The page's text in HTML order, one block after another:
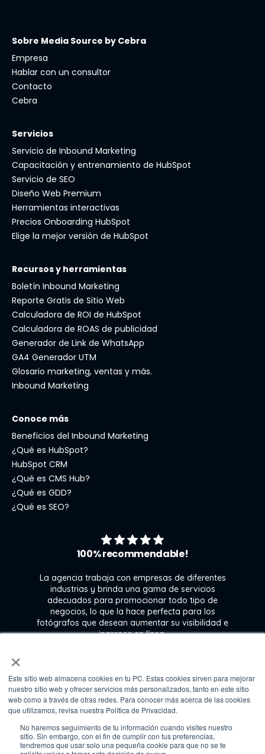
×
Este sitio web almacena cookies en tu PC. Estas cookies sirven para mejorar
nuestro sitio web y ofrecer servicios más personalizados, tanto en este sitio
web como a través de otras redes. Para conocer más acerca de las cookies
que utilizamos, revisa nuestra Política de Privacidad.
No haremos seguimiento de tu información cuando visites nuestro
sitio. Sin embargo, con el fin de cumplir con tus preferencias,
tendremos que usar solo una pequeña cookie para que no se te
Sobre Media Source by Cebra
Empresa
Hablar con un consultor
Contacto
Cebra
Servicios
Servicio de Inbound Marketing
Capacitación y entrenamiento de HubSpot
Servicio de SEO
Diseño Web Premium
Herramientas interactivas
Precios Onboarding HubSpot
Elige la mejor versión de HubSpot
Recursos y herramientas
Boletín Inbound Marketing
Reporte Gratis de Sitio Web
Calculadora de ROI de HubSpot
Calculadora de ROAS de publicidad
Generador de Link de WhatsApp
GA4 Generador UTM
Glosario marketing, ventas y más.
Inbound Marketing
Conoce más
Beneficios del Inbound Marketing
¿Qué es HubSpot?
HubSpot CRM
¿Qué es CMS Hub?
¿Qué es GDD?
¿Qué es SEO?
100% recommendable!
La agencia trabaja con empresas de diferentes
industrias y brinda una gama de servicios
adecuados para promocionar todo tipo de
negocios, lo que la hace perfecta para los
fotógrafos que desean aumentar su visibilidad e
ingresos en línea.
Kate Gross
Marketing & graphic design assistant at
Fixthephoto